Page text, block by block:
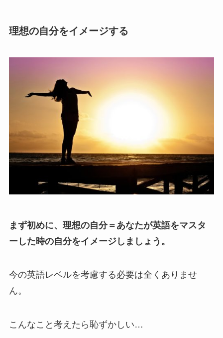
理想の自分をイメージする
まず初めに、理想の自分＝あなたが英語をマスタ
ーした時の自分をイメージしましょう。
今の英語レベルを考慮する必要は全くありませ
ん。
こんなこと考えたら恥ずかしい…